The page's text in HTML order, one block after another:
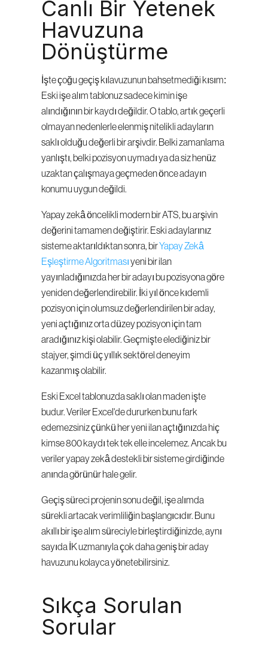
Canlı Bir Yetenek
Havuzuna
Dönüştürme
İşte çoğu geçiş kılavuzunun bahsetmediği kısım:
Eski işe alım tablonuz sadece kimin işe
alındığının bir kaydı değildir. O tablo, artık geçerli
olmayan nedenlerle elenmiş nitelikli adayların
saklı olduğu değerli bir arşivdir. Belki zamanlama
yanlıştı, belki pozisyon uymadı ya da siz henüz
uzaktan çalışmaya geçmeden önce adayın
konumu uygun değildi.
Yapay zekâ öncelikli modern bir ATS, bu arşivin
değerini tamamen değiştirir. Eski adaylarınız
sisteme aktarıldıktan sonra, bir Yapay Zekâ
Eşleştirme Algoritması yeni bir ilan
yayınladığınızda her bir adayı bu pozisyona göre
yeniden değerlendirebilir. İki yıl önce kıdemli
pozisyon için olumsuz değerlendirilen bir aday,
yeni açtığınız orta düzey pozisyon için tam
aradığınız kişi olabilir. Geçmişte elediğiniz bir
stajyer, şimdi üç yıllık sektörel deneyim
kazanmış olabilir.
Eski Excel tablonuzda saklı olan maden işte
budur. Veriler Excel'de dururken bunu fark
edemezsiniz çünkü her yeni ilan açtığınızda hiç
kimse 800 kaydı tek tek elle incelemez. Ancak bu
veriler yapay zekâ destekli bir sisteme girdiğinde
anında görünür hale gelir.
Geçiş süreci projenin sonu değil, işe alımda
sürekli artacak verimliliğin başlangıcıdır. Bunu
akıllı bir işe alım süreciyle birleştirdiğinizde, aynı
sayıda İK uzmanıyla çok daha geniş bir aday
havuzunu kolayca yönetebilirsiniz.
Sıkça Sorulan
Sorular